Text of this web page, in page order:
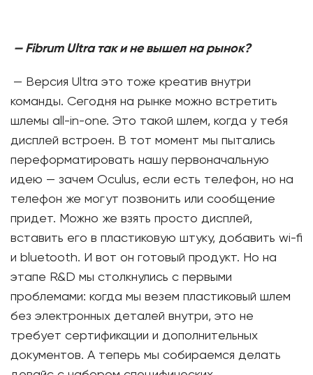
— Fibrum Ultra так и не вышел на рынок?
— Версия Ultra это тоже креатив внутри
команды. Сегодня на рынке можно встретить
шлемы all-in-one. Это такой шлем, когда у тебя
дисплей встроен. В тот момент мы пытались
переформатировать нашу первоначальную
идею — зачем Oculus, если есть телефон, но на
телефон же могут позвонить или сообщение
придет. Можно же взять просто дисплей,
вставить его в пластиковую штуку, добавить wi-fi
и bluetooth. И вот он готовый продукт. Но на
этапе R&D мы столкнулись с первыми
проблемами: когда мы везем пластиковый шлем
без электронных деталей внутри, это не
требует сертификации и дополнительных
документов. А теперь мы собираемся делать